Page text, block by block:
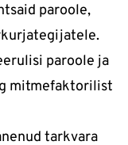
paroole,
paroole ja
mitmefaktorilist
tarkvara